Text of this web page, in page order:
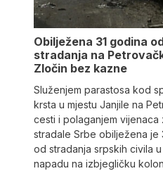
Obilježena 31 godina
stradanja na
Zločin bez kazne
Služenjem parastosa kod
krsta u mjestu Janjile na
cesti i polaganjem vijenaca
stradale Srbe obilježena je
od stradanja srpskih civila
napadu na izbjegličku